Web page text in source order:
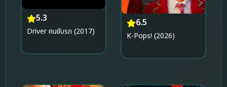
5.3
Driver คนขับรถ (2017)
6.5
K-Pops! (2026)